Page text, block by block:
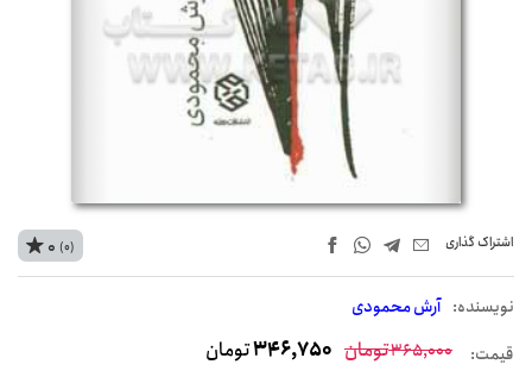
اشتراک‌ گذاری
نويسنده: آرش محمودی
0 (0)
قیمت: 365,000تومان 346,750تومان